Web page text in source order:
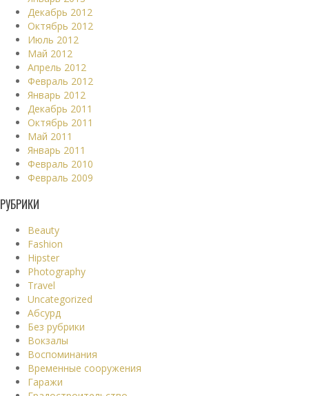
Декабрь 2012
Октябрь 2012
Июль 2012
Май 2012
Апрель 2012
Февраль 2012
Январь 2012
Декабрь 2011
Октябрь 2011
Май 2011
Январь 2011
Февраль 2010
Февраль 2009
РУБРИКИ
Beauty
Fashion
Hipster
Photography
Travel
Uncategorized
Абсурд
Без рубрики
Вокзалы
Воспоминания
Временные сооружения
Гаражи